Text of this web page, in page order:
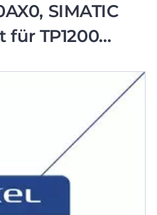
SIMATIC
für TP1200